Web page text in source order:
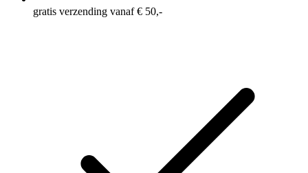
gratis verzending vanaf € 50,-